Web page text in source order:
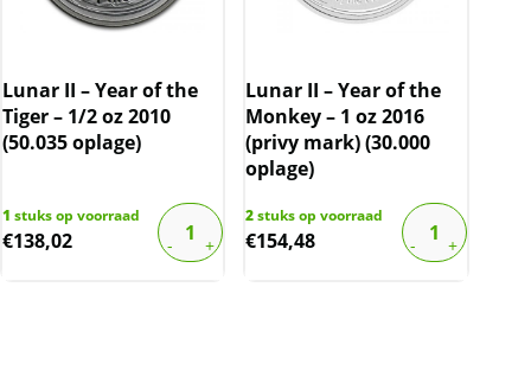
Lunar II – Year of the
Tiger – 1/2 oz 2010
(50.035 oplage)
1 stuks op voorraad
€138,02
Lunar II – Year of the
Monkey – 1 oz 2016
(privy mark) (30.000
oplage)
2stuks op voorraad
€154,48